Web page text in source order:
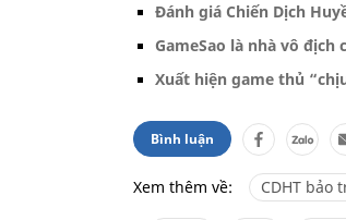
Đánh giá Chiến Dịch
GameSao là nhà vô địch
Xuất hiện game thủ
Bình luận
Xem thêm về: CDHT bảo